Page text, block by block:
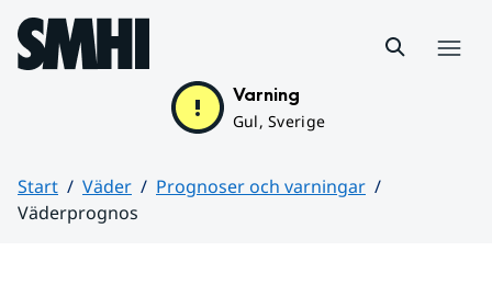
Hoppa till sidans innehåll
Varning
Gul, Sverige
Start Väder
Prognoser och varningar
Väderprognos